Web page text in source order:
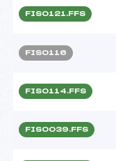
FIS0121.FFS
FIS0116
FIS0114.FFS
FIS0039.FFS